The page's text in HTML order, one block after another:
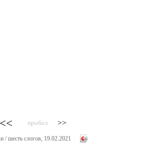
<< пробел >>
/ шесть слогов, 19.02.2021